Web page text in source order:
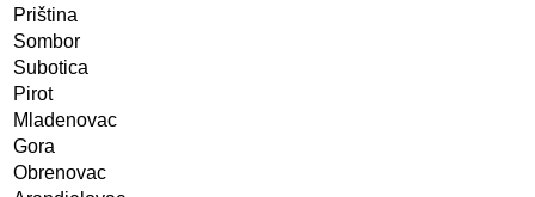
Priština
Sombor
Subotica
Pirot
Mladenovac
Gora
Obrenovac